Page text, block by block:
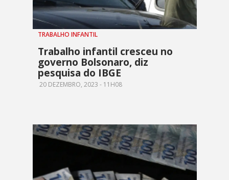
TRABALHO INFANTIL
Trabalho infantil cresceu no
governo Bolsonaro, diz
pesquisa do IBGE
20 DEZEMBRO, 2023 - 11H08